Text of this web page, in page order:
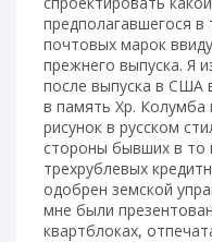
предполагавшегося в
почтовых марок
прежнего выпуска. Я
после выпуска в США
в память Хр.
рисунок в русском
стороны бывших в
трехрублевых
одобрен земской
мне были
квартблоках,